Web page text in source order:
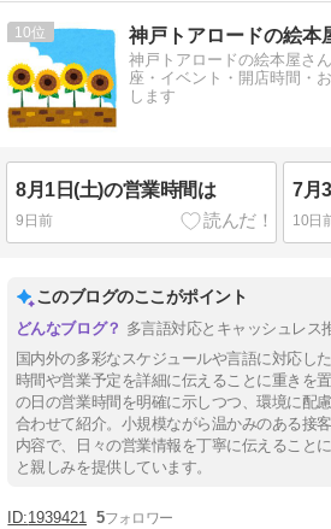
10 神戸トアロードの絵
神戸トアロードの絵本屋さ
座・イベント・開店時間・
します
8月1日(土)の営業時間は
9日前
7月
10日
このブログのここがポイント
多言語対応とキャッシュレス
国内外の多彩なスケジュールや言語に対応し
時間や営業予定を詳細に伝えることに重きを
の日の営業時間を明確に示しつつ、環境に配
合わせて紹介。小規模ながら温かみのある接
内容で、日々の営業情報を丁寧に伝えること
と親しみを提供しています。
1939421 5